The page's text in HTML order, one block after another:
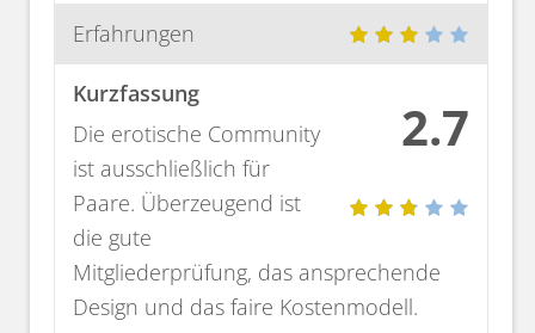
Erfahrungen
2.7
Kurzfassung
Die erotische Community
ist ausschließlich für
Paare. Überzeugend ist
die gute
Mitgliederprüfung, das ansprechende
Design und das faire Kostenmodell.